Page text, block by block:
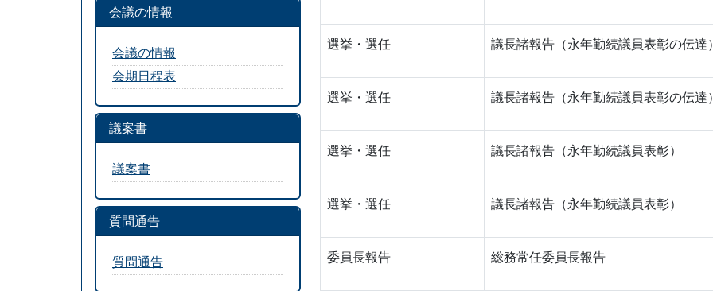
選挙・選任 議長諸報告（永年勤続議員表彰の伝達
選挙・選任 議長諸報告（永年勤続議員表彰の伝達
選挙・選任 議長諸報告（永年勤続議員表彰）
選挙・選任 議長諸報告（永年勤続議員表彰）
委員長報告 総務常任委員長報告
会議の情報
会議の情報
会期日程表
議案書
議案書
質問通告
質問通告